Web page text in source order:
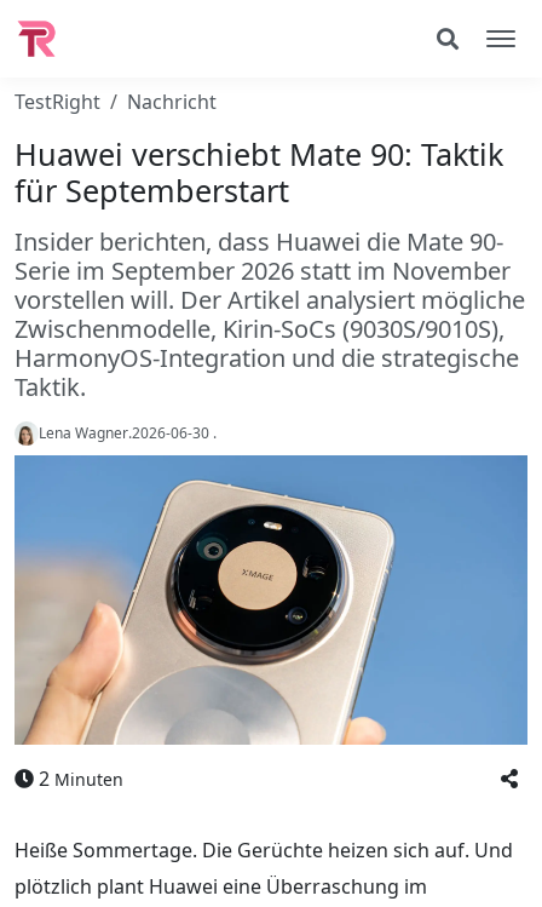
TestRight Nachricht
Huawei verschiebt Mate 90: Taktik
für Septemberstart
Insider berichten, dass Huawei die Mate 90-
Serie im September 2026 statt im November
vorstellen will. Der Artikel analysiert mögliche
Zwischenmodelle, Kirin-SoCs (9030S/9010S),
HarmonyOS-Integration und die strategische
Taktik.
Lena Wagner.2026-06-30 .
2 Minuten
Heiße Sommertage. Die Gerüchte heizen sich auf. Und
plötzlich plant Huawei eine Überraschung im